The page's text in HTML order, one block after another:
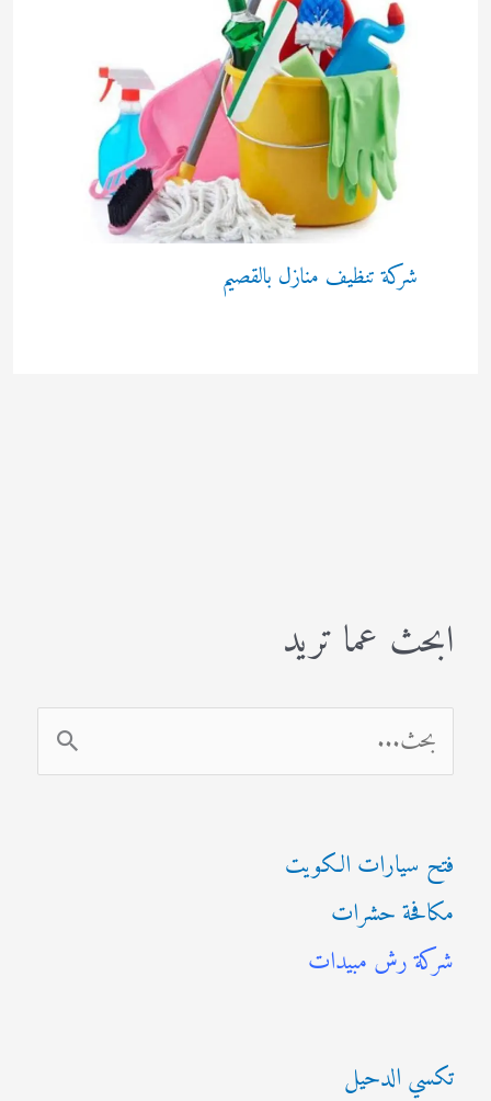
شركة تنظيف منازل بالقصيم
ابحث عما تريد
ل
ح
ث
ع
:
فتح سيارات الكويت
مكافحة حشرات
شركة رش مبيدات
تكسي الدحيل